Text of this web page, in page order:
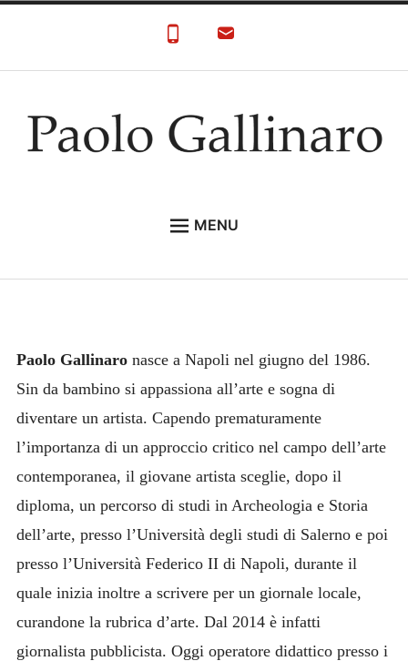
Paolo Gallinaro
MENU
Paolo Gallinaronasce a Napoli nel giugno del 1986.
Sin da bambino si appassiona all’arte e sogna di
diventare un artista. Capendo prematuramente
l’importanza di un approccio critico nel campo dell’arte
contemporanea, il giovane artista sceglie, dopo il
diploma, un percorso di studi in Archeologia e Storia
dell’arte, presso l’Università degli studi di Salerno e poi
presso l’Università Federico II di Napoli, durante il
quale inizia inoltre a scrivere per un giornale locale,
curandone la rubrica d’arte. Dal 2014 è infatti
giornalista pubblicista. Oggi operatore didattico presso i